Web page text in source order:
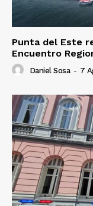
Punta del Este
Encuentro
Daniel Sosa - 7